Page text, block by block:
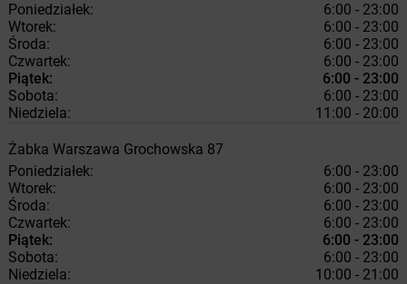
Poniedziałek:
6:00 - 23:00
Wtorek:
6:00 - 23:00
Środa:
6:00 - 23:00
Czwartek:
6:00 - 23:00
Piątek:
6:00 - 23:00
Sobota:
6:00 - 23:00
Niedziela:
11:00 - 20:00
Żabka Warszawa Grochowska 87
Poniedziałek:
6:00 - 23:00
Wtorek:
6:00 - 23:00
Środa:
6:00 - 23:00
Czwartek:
6:00 - 23:00
Piątek:
6:00 - 23:00
Sobota:
6:00 - 23:00
Niedziela:
10:00 - 21:00